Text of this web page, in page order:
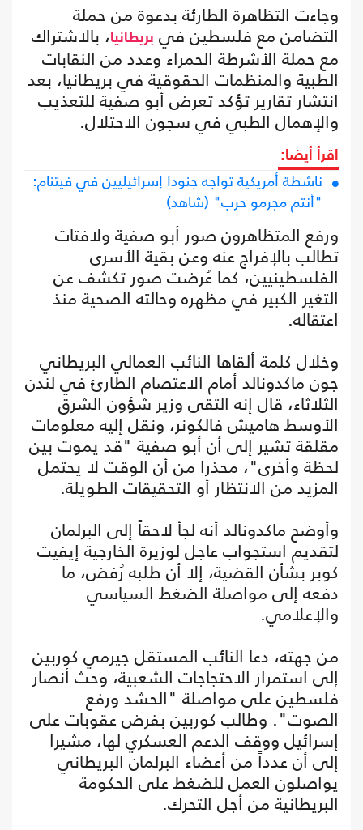
وجاءت التظاهرة الطارئة بدعوة من حملة
التضامن مع فلسطين في بريطانيا، بالاشتراك
مع حملة الأشرطة الحمراء وعدد من النقابات
الطبية والمنظمات الحقوقية في بريطانيا، بعد
انتشار تقارير تؤكد تعرض أبو صفية للتعذيب
والإهمال الطبي في سجون الاحتلال.
اقرأ أيضا:
ناشطة أمريكية تواجه جنودا إسرائيليين في فيتنام:
"أنتم مجرمو حرب" (شاهد)
ورفع المتظاهرون صور أبو صفية ولافتات
تطالب بالإفراج عنه وعن بقية الأسرى
الفلسطينيين، كما عُرضت صور تكشف عن
التغير الكبير في مظهره وحالته الصحية منذ
اعتقاله.
وخلال كلمة ألقاها النائب العمالي البريطاني
جون ماكدونالد أمام الاعتصام الطارئ في لندن
الثلاثاء، قال إنه التقى وزير شؤون الشرق
الأوسط هاميش فالكونر، ونقل إليه معلومات
مقلقة تشير إلى أن أبو صفية "قد يموت بين
لحظة وأخرى"، محذرا من أن الوقت لا يحتمل
المزيد من الانتظار أو التحقيقات الطويلة.
وأوضح ماكدونالد أنه لجأ لاحقاً إلى البرلمان
لتقديم استجواب عاجل لوزيرة الخارجية إيفيت
كوبر بشأن القضية، إلا أن طلبه رُفض، ما
دفعه إلى مواصلة الضغط السياسي
والإعلامي.
من جهته، دعا النائب المستقل جيرمي كوربين
إلى استمرار الاحتجاجات الشعبية، وحث أنصار
فلسطين على مواصلة "الحشد ورفع
الصوت". وطالب كوربين بفرض عقوبات على
إسرائيل ووقف الدعم العسكري لها، مشيرا
إلى أن عدداً من أعضاء البرلمان البريطاني
يواصلون العمل للضغط على الحكومة
البريطانية من أجل التحرك.